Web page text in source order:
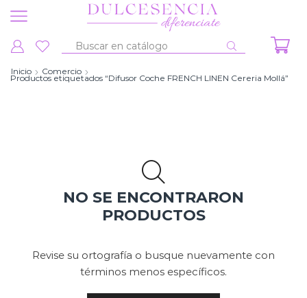
Entrada
búsqueda
Inicio Comercio
Productos etiquetados “Difusor Coche FRENCH LINEN Cereria Mollá”
NO SE ENCONTRARON
PRODUCTOS
Revise su ortografía o busque nuevamente con
términos menos específicos.